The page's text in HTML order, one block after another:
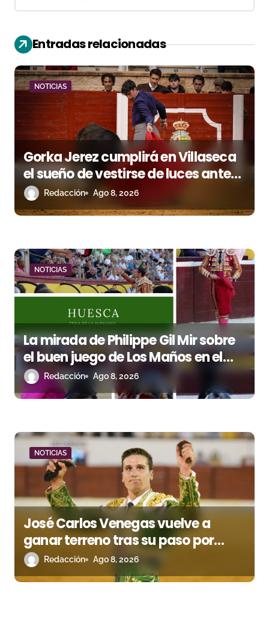
i
ó
n
d
e
e
n
t
r
d
a
Entradas relacionadas
NOTICIAS
Gorka Jerez cumplirá en Villaseca
el sueño de vestirse de luces ante
los suyos
Redacción Ago 8, 2026
NOTICIAS
La mirada de Philippe Gil Mir sobre
el buen juego de Los Maños en el
arranque de Huesca
Redacción Ago 8, 2026
NOTICIAS
José Carlos Venegas vuelve a
ganar terreno tras su paso por
Madrid
Redacción Ago 8, 2026